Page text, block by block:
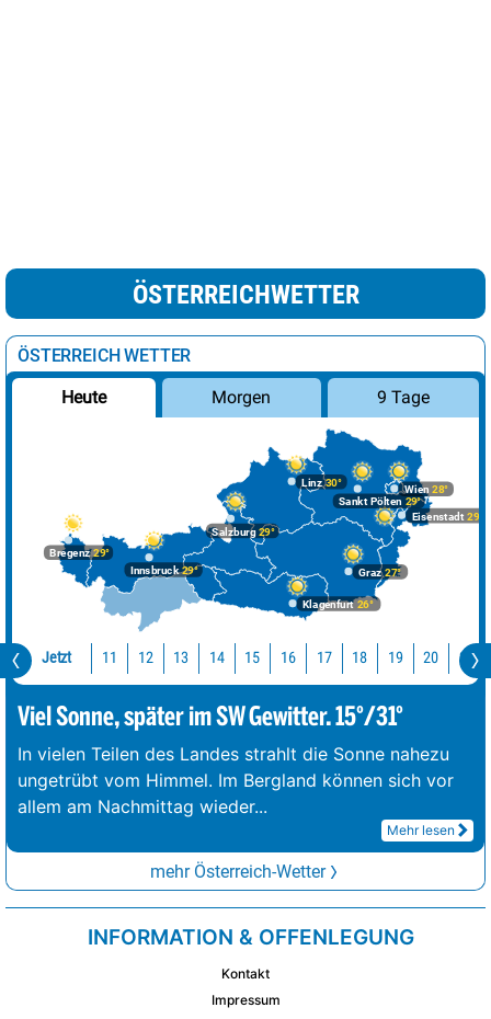
ÖSTERREICHWETTER
ÖSTERREICH WETTER
Heute Morgen 9 Tage
Bregenz29°
Graz27°
Innsbruck29°
Klagenfurt 26°
Linz30°
Salzburg29°
Wien 28°
Eisenstadt 29°
Sankt Pölten 29°
Jetzt 11 12 13 14 15 16 17 18 19 20 21
Viel Sonne, später im SW Gewitter. 15°/31°
In vielen Teilen des Landes strahlt die Sonne nahezu
ungetrübt vom Himmel. Im Bergland können sich vor
allem am Nachmittag wieder...
Mehr lesen
mehr Österreich-Wetter
INFORMATION & OFFENLEGUNG
Kontakt
Impressum